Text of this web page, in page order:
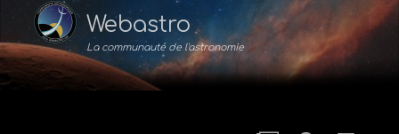
Webastro
La communauté de l'astronomie